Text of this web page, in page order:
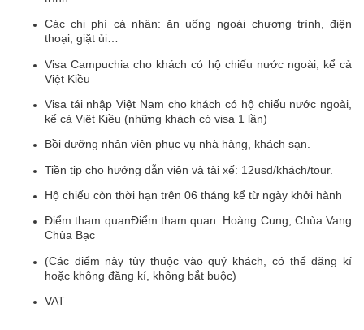
Các chi phí cá nhân: ăn uống ngoài chương trình, điện
thoại, giặt ủi…
Visa Campuchia cho khách có hộ chiếu nước ngoài, kể cả
Việt Kiều
Visa tái nhập Việt Nam cho khách có hộ chiếu nước ngoài,
kể cả Việt Kiều (những khách có visa 1 lần)
Bồi dưỡng nhân viên phục vụ nhà hàng, khách sạn.
Tiền tip cho hướng dẫn viên và tài xế: 12usd/khách/tour.
Hộ chiếu còn thời hạn trên 06 tháng kể từ ngày khởi hành
Điểm tham quanĐiểm tham quan: Hoàng Cung, Chùa Vang
Chùa Bạc
(Các điểm này tùy thuộc vào quý khách, có thể đăng kí
hoặc không đăng kí, không bắt buộc)
VAT